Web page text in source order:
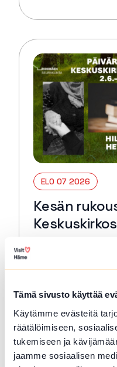
Tämä sivusto käyttää
Käytämme evästeitä
räätälöimiseen,
tukemiseen ja
jaamme sosiaalisen
Lue lisää
ELO 07 2026
Kesän
Tervetuloa
Keskuskirkko.
rukous. Kestjo 30
Lue lisää